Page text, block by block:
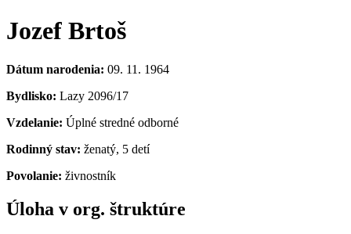
Jozef Brtoš
Dátum narodenia: 09. 11. 1964
Bydlisko: Lazy 2096/17
Vzdelanie: Úplné stredné odborné
Rodinný stav: ženatý, 5 detí
Povolanie: živnostník
Úloha v org. štruktúre